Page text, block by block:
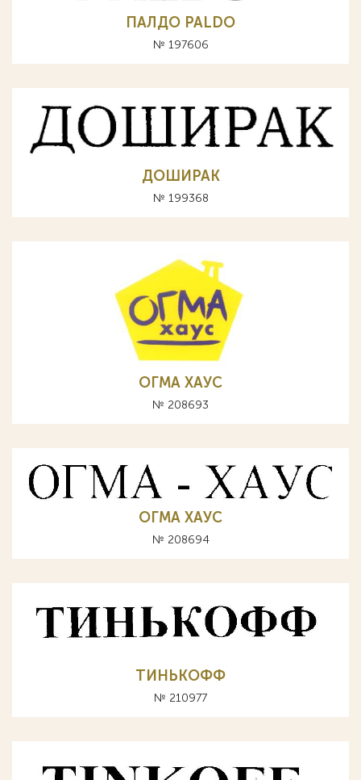
ПАЛДО PALDO
№ 197606
ДОШИРАК
№ 199368
ОГМА ХАУС
№ 208693
ОГМА ХАУС
№ 208694
ТИНЬКОФФ
№ 210977